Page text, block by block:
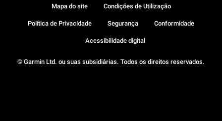
© Garmin Ltd. ou suas subsidiárias. Todos os direitos reservados.
Mapa do site Condições de Utilização
Política de Privacidade Segurança Conformidade
Acessibilidade digital